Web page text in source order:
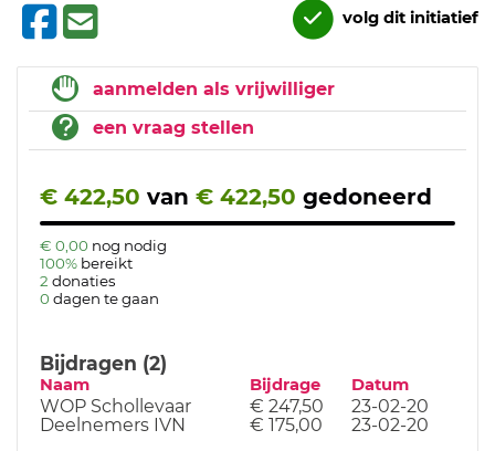
volg dit initiatief
aanmelden als vrijwilliger
een vraag stellen
€ 422,50 van € 422,50 gedoneerd
€ 0,00 nog nodig
100% bereikt
2 donaties
0 dagen te gaan
Bijdragen (2)
Naam Bijdrage Datum
WOP Schollevaar € 247,50
23-02-20
Deelnemers IVN
€ 175,00 23-02-20